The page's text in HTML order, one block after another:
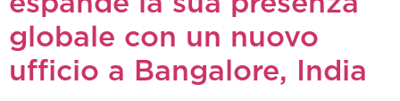
globale con un nuovo
ufficio a Bangalore, India